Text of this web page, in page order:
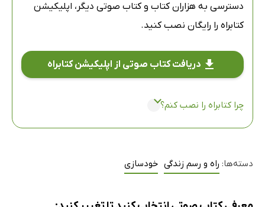
دسترسی به هزاران کتاب و کتاب صوتی دیگر، اپلیکیشن
کتابراه را رایگان نصب کنید.
دریافت کتاب صوتی از اپلیکیشن کتابراه
چرا کتابراه را نصب کنم؟
دسته‌ها: راه و رسم زندگی خودسازی